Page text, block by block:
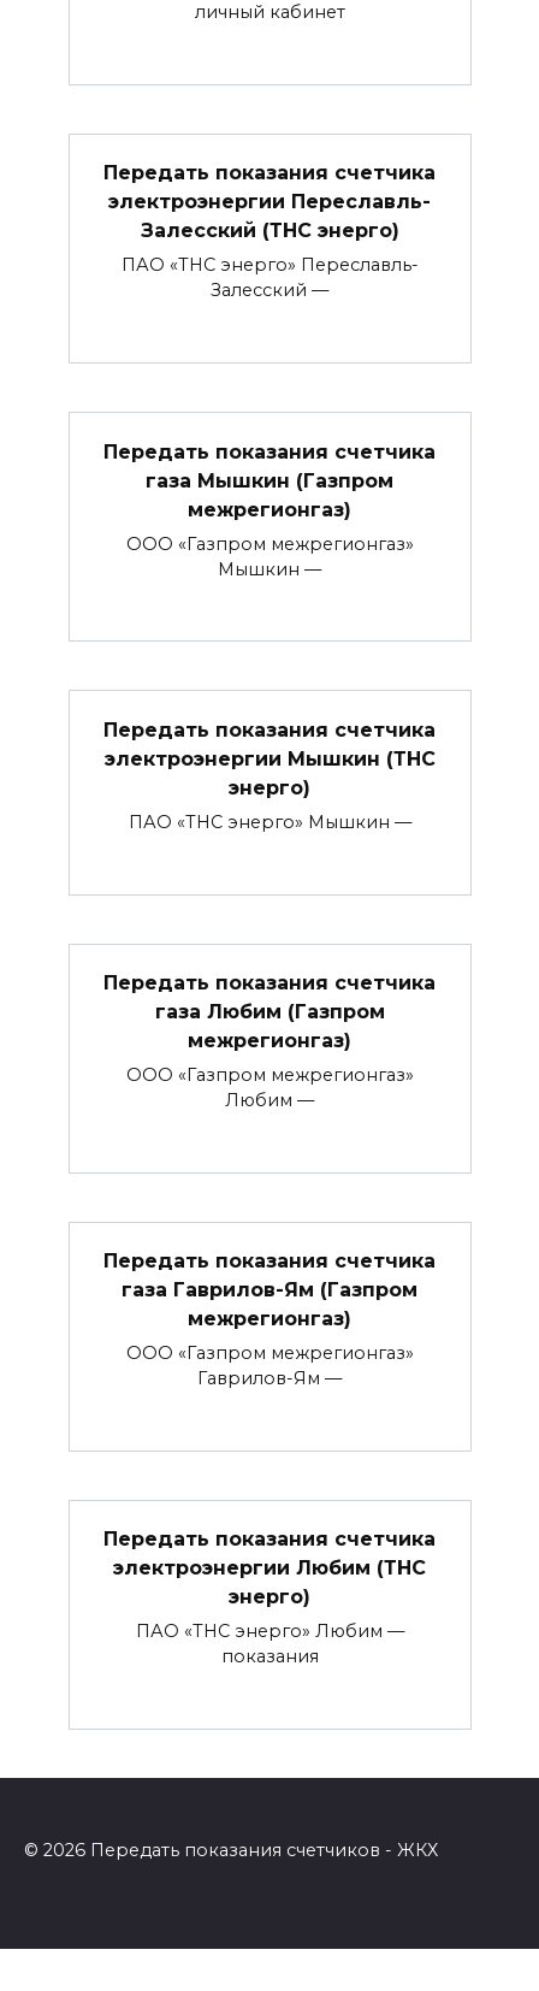
личный кабинет
Передать показания счетчика
электроэнергии Переславль-
Залесский (ТНС энерго)
ПАО «ТНС энерго» Переславль-
Залесский —
Передать показания счетчика
газа Мышкин (Газпром
межрегионгаз)
ООО «Газпром межрегионгаз»
Мышкин —
Передать показания счетчика
электроэнергии Мышкин (ТНС
энерго)
ПАО «ТНС энерго» Мышкин —
Передать показания счетчика
газа Любим (Газпром
межрегионгаз)
ООО «Газпром межрегионгаз»
Любим —
Передать показания счетчика
газа Гаврилов-Ям (Газпром
межрегионгаз)
ООО «Газпром межрегионгаз»
Гаврилов-Ям —
Передать показания счетчика
электроэнергии Любим (ТНС
энерго)
ПАО «ТНС энерго» Любим —
показания
© 2026 Передать показания счетчиков - ЖКХ